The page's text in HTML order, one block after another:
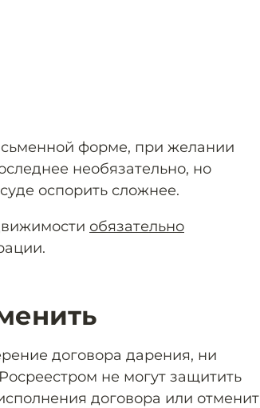
форме, при желании
необязательно, но
оспорить сложнее.
обязательно
договора дарения, ни
не могут защитить
договора или отменит